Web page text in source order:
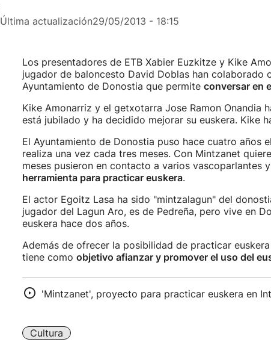
Última actualización29/05/2013 - 18:15
Los presentadores de ETB Xabier Euzkitze y Kike
jugador de baloncesto David Doblas han colaborado
Ayuntamiento de Donostia que permite conversar en
Kike Amonarriz y el getxotarra Jose Ramon Onandia
está jubilado y ha decidido mejorar su euskera. Kike
El Ayuntamiento de Donostia puso hace cuatro años
realiza una vez cada tres meses. Con Mintzanet
meses pusieron en contacto a varios vascoparlantes
herramienta para practicar euskera.
El actor Egoitz Lasa ha sido "mintzalagun" del
jugador del Lagun Aro, es de Pedreña, pero vive en
euskera hace dos años.
Además de ofrecer la posibilidad de practicar
tiene como objetivo afianzar y promover el uso del
'Mintzanet', proyecto para practicar euskera en
Cultura